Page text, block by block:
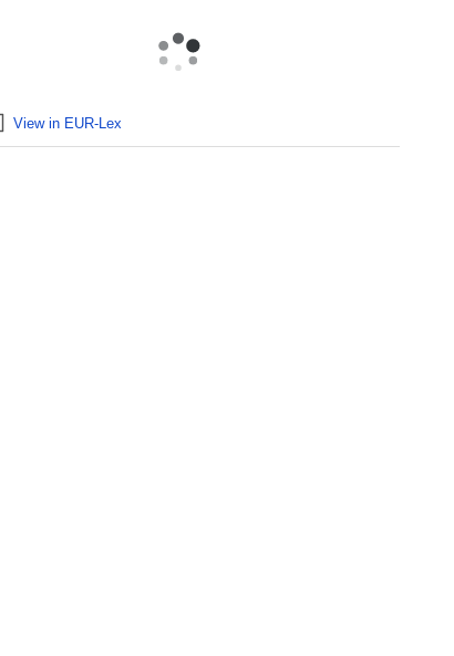
View in EUR-Lex